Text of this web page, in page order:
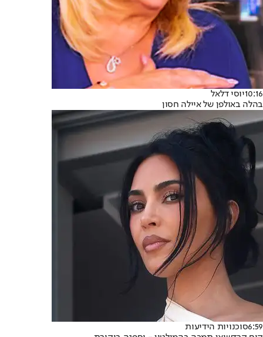
10:16יוסי דלאל
בהלה באולפן של איילה חסון
6:59סוכנויות הידיעות